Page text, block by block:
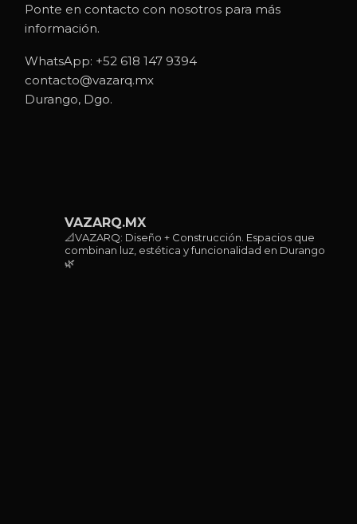
Ponte en contacto con nosotros para más
información.
WhatsApp: +52 618 147 9394
contacto@vazarq.mx
Durango, Dgo.
VAZARQ.MX
📐VAZARQ: Diseño + Construcción. Espacios que
combinan luz, estética y funcionalidad en Durango
🌿